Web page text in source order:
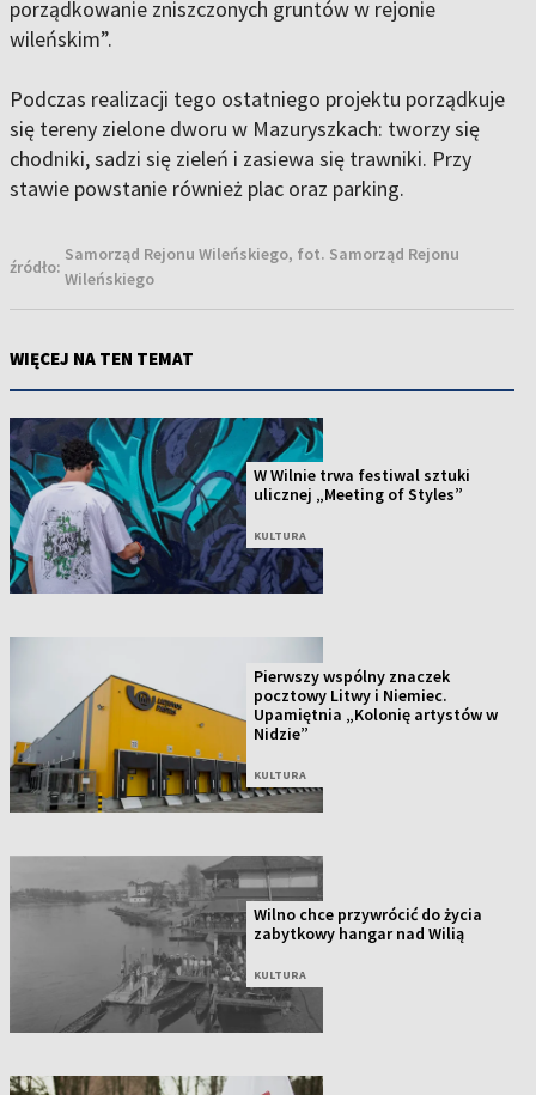
porządkowanie zniszczonych gruntów w rejonie
wileńskim”.
Podczas realizacji tego ostatniego projektu porządkuje
się tereny zielone dworu w Mazuryszkach: tworzy się
chodniki, sadzi się zieleń i zasiewa się trawniki. Przy
stawie powstanie również plac oraz parking.
źródło:
Samorząd Rejonu Wileńskiego, fot. Samorząd Rejonu
Wileńskiego
WIĘCEJ NA TEN TEMAT
W Wilnie trwa festiwal sztuki
ulicznej „Meeting of Styles”
KULTURA
Pierwszy wspólny znaczek
pocztowy Litwy i Niemiec.
Upamiętnia „Kolonię artystów w
Nidzie”
KULTURA
Wilno chce przywrócić do życia
zabytkowy hangar nad Wilią
KULTURA